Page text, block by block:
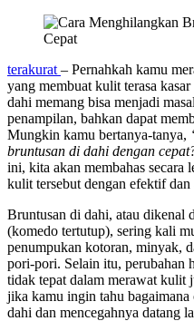
terakurat – Pernahkah kamu
yang membuat kulit terasa
dahi memang bisa menjadi
penampilan, bahkan dapat
Mungkin kamu bertanya-tanya,
bruntusan di dahi dengan
ini, kita akan membahas secara
kulit tersebut dengan efektif dan
Bruntusan di dahi, atau dikenal
(komedo tertutup), sering kali
penumpukan kotoran, minyak,
pori-pori. Selain itu, perubahan
tidak tepat dalam merawat kulit
jika kamu ingin tahu
dahi dan mencegahnya datang